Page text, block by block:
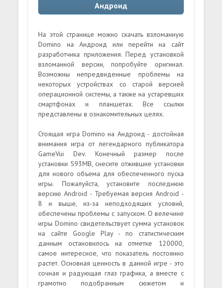
Андроид
На этой странице можно скачать взломанную
Domino на Андроид или перейти на сайт
разработчика приложения. Перед установкой
взломанной версии, попробуйте оригинал.
Возможны непредвиденные проблемы на
некоторых устройствах со старой версией
операционной системы, а также на устаревших
смартфонах и планшетах. Все ссылки
представлены в ознакомительных целях.
Стоящая игра Domino на Андроид - достойная
внимания игра от легендарного публикатора
GameVui Dev. Конечный размер после
установки 593MB, снесите отжившие установки
для нового объема для обеспеченного пуска
игры. Пожалуйста, установите последнюю
версию Android - Требуемая версия Android -
8 и выше, из-за неподходящих условий,
обеспечены проблемы с запуском. О велечине
игры Domino свидетельствует сумма установок
на сайте Google Play - по статистическим
данным остановилось на отметке 120000,
самое интересное, что показатель постоянно
растет. Основная ценность в данной игре - это
сочная и радующая глаз графика, а вместе с
грамотно подобранным сюжетом и